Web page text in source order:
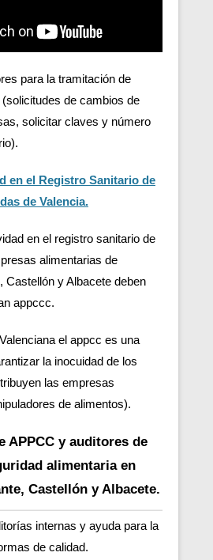
para la tramitación de
de cambios de
solicitar claves y número
en el Registro Sanitario de
de Valencia.
en el registro sanitario de
alimentarias de
Castellón y Albacete deben
appccc.
el appcc es una
la inocuidad de los
las empresas
de alimentos).
APPCC y auditores de
alimentaria en
Castellón y Albacete.
internas y ayuda para la
de calidad.